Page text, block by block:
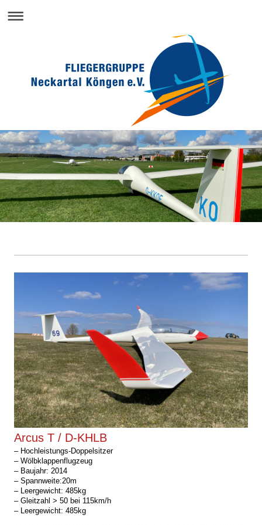
Arcus T / D-KHLB
– Hochleistungs-Doppelsitzer
– Wölbklappenflugzeug
– Baujahr: 2014
– Spannweite:20m
– Leergewicht: 485kg
– Gleitzahl > 50 bei 115km/h
– Leergewicht: 485kg